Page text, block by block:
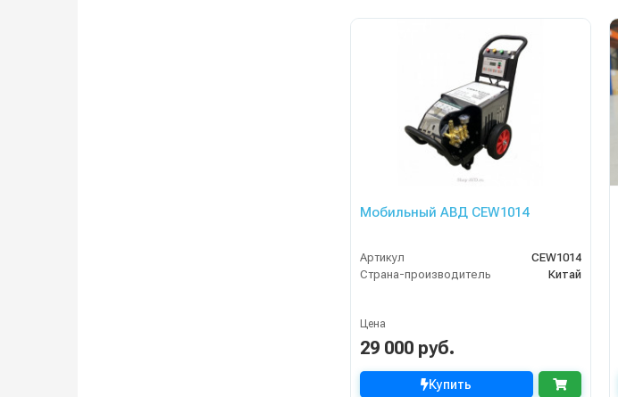
Мобильный АВД CEW1014
Артикул
CEW1014
Страна-производитель
Китай
Цена
29 000 руб.
Купить